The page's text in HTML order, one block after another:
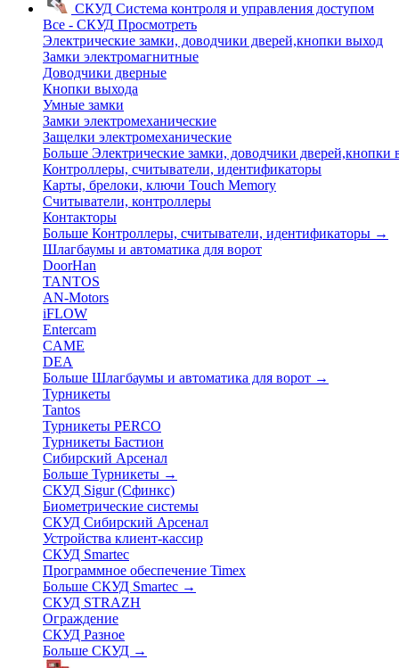
СКУД Система контроля и управления доступом
Все - СКУД Просмотреть
Электрические замки, доводчики дверей,кнопки выход
Замки электромагнитные
Доводчики дверные
Кнопки выхода
Умные замки
Замки электромеханические
Защелки электромеханические
Больше Электрические замки, доводчики дверей,кнопки
Контроллеры, считыватели, идентификаторы
Карты, брелоки, ключи Touch Memory
Считыватели, контроллеры
Контакторы
Больше Контроллеры, считыватели, идентификаторы →
Шлагбаумы и автоматика для ворот
DoorHan
TANTOS
AN-Motors
iFLOW
Entercam
CAME
DEA
Больше Шлагбаумы и автоматика для ворот →
Турникеты
Tantos
Турникеты PERCO
Турникеты Бастион
Сибирский Арсенал
Больше Турникеты →
СКУД Sigur (Сфинкс)
Биометрические системы
СКУД Сибирский Арсенал
Устройства клиент-кассир
СКУД Smartec
Программное обеспечение Timex
Больше СКУД Smartec →
СКУД STRAZH
Ограждение
СКУД Разное
Больше СКУД →